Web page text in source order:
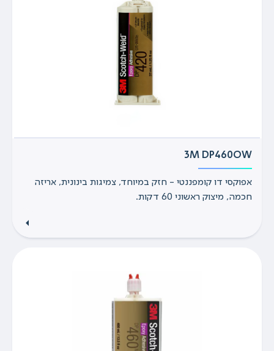
3M DP460OW
אפוקסי דו קומפננטי - חזק במיוחד, צמיגות בינונית, אריזה
חכמה, מיצוק ראשוני 60 דקות.